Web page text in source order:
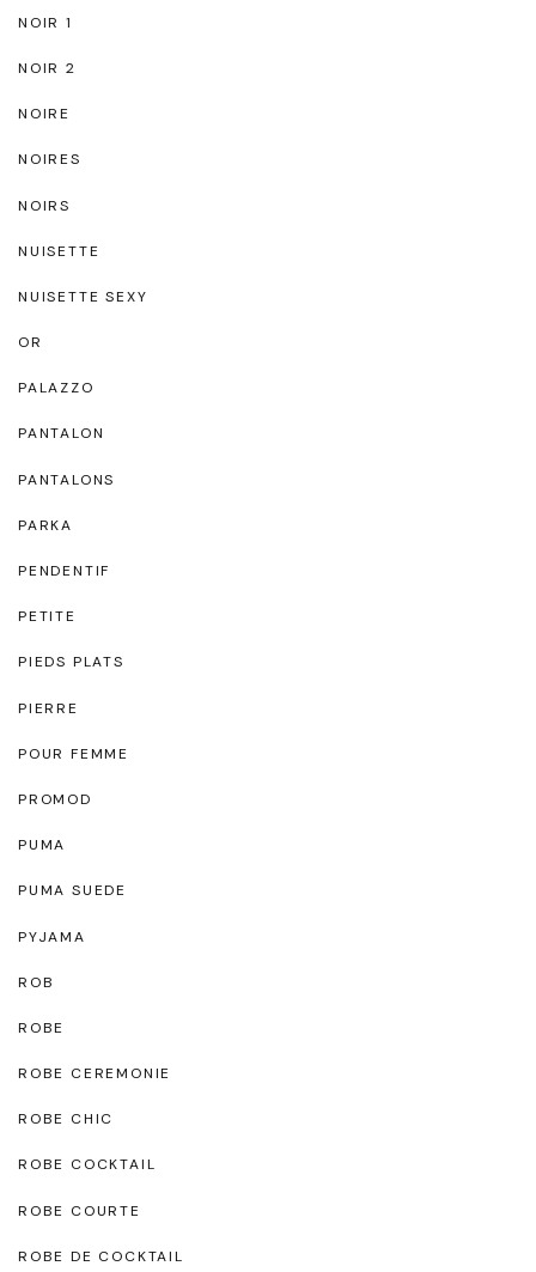
NOIR 1
NOIR 2
NOIRE
NOIRES
NOIRS
NUISETTE
NUISETTE SEXY
OR
PALAZZO
PANTALON
PANTALONS
PARKA
PENDENTIF
PETITE
PIEDS PLATS
PIERRE
POUR FEMME
PROMOD
PUMA
PUMA SUEDE
PYJAMA
ROB
ROBE
ROBE CEREMONIE
ROBE CHIC
ROBE COCKTAIL
ROBE COURTE
ROBE DE COCKTAIL